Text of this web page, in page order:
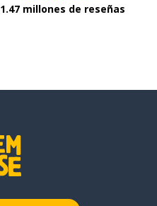
1.47 millones de reseñas